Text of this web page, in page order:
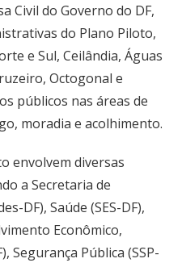
Civil do Governo do DF,
do Plano Piloto,
e Sul, Ceilândia, Águas
Octogonal e
públicos nas áreas de
moradia e acolhimento.
envolvem diversas
a Secretaria de
DF), Saúde (SES-DF),
Econômico,
Segurança Pública (SSP-